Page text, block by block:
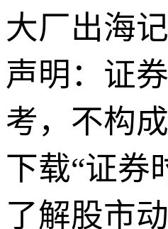
大厂出海
声明：证
考，不构
下载“证券
了解股市